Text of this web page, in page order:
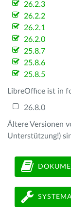
26.2.3
26.2.2
26.2.1
26.2.0
25.8.7
25.8.6
25.8.5
LibreOffice ist in
26.8.0
Ältere Versionen
Unterstützung!)